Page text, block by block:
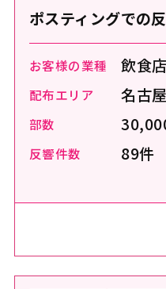
ポスティングでの
お客様の業種 飲食店
配布エリア 名古
部数
反響件数 89件